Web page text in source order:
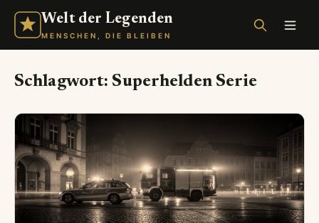
Welt der Legenden
MENSCHEN, DIE BLEIBEN
Schlagwort: Superhelden Serie